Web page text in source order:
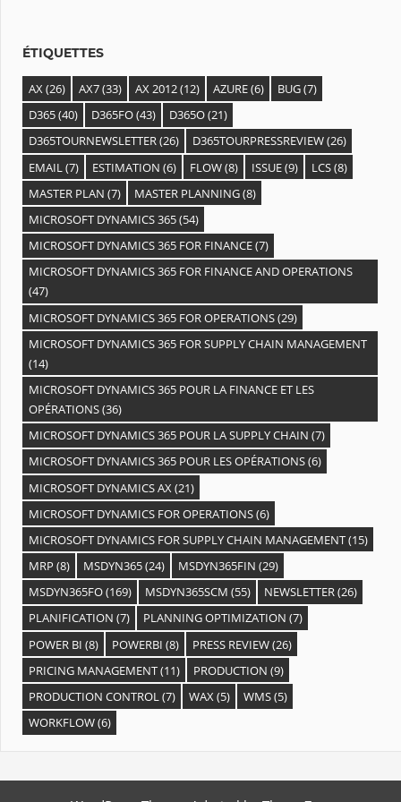
ÉTIQUETTES
AX(26) AX7(33) AX 2012(12) AZURE(6) BUG(7)
D365(40) D365FO(43) D365O(21)
D365TOURNEWSLETTER(26) D365TOURPRESSREVIEW(26)
EMAIL(7) ESTIMATION (6) FLOW(8) ISSUE(9) LCS(8)
MASTER PLAN (7) MASTER PLANNING(8)
MICROSOFT DYNAMICS 365(54)
MICROSOFT DYNAMICS 365 FOR FINANCE(7)
MICROSOFT DYNAMICS 365 FOR FINANCE AND OPERATIONS
(47)
MICROSOFT DYNAMICS 365 FOR OPERATIONS(29)
MICROSOFT DYNAMICS 365 FOR SUPPLY CHAIN MANAGEMENT
(14)
MICROSOFT DYNAMICS 365 POUR LA FINANCE ET LES
OPÉRATIONS(36)
MICROSOFT DYNAMICS 365 POUR LA SUPPLY CHAIN (7)
MICROSOFT DYNAMICS 365 POUR LES OPÉRATIONS(6)
MICROSOFT DYNAMICS AX (21)
MICROSOFT DYNAMICS FOR OPERATIONS(6)
MICROSOFT DYNAMICS FOR SUPPLY CHAIN MANAGEMENT(15)
MRP (8) MSDYN365(24) MSDYN365FIN (29)
MSDYN365FO(169) MSDYN365SCM (55) NEWSLETTER(26)
PLANIFICATION (7) PLANNING OPTIMIZATION (7)
POWER BI (8) POWERBI (8) PRESS REVIEW(26)
PRICING MANAGEMENT(11) PRODUCTION (9)
PRODUCTION CONTROL(7) WAX(5) WMS(5)
WORKFLOW(6)